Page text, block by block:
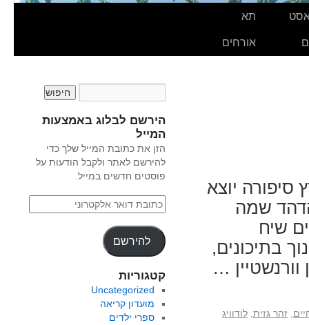
תא
אורחים
סיפורה יוצא
שמה
שיח
בתיכונים,
…
זהר גזית לודוויג
הירשם לבלוג באמצעות
המייל
הזן את כתובת המייל שלך כדי
להירשם לאתר ולקבל הודעות על
פוסטים חדשים במייל.
להירשם
קטגוריות
Uncategorized
מועדון קריאה
ספרי ילדים